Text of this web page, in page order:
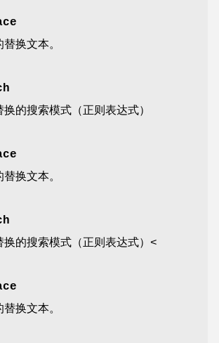
换文本。
的搜索模式（正则表达式）
换文本。
换的搜索模式（正则表达式）<
换文本。